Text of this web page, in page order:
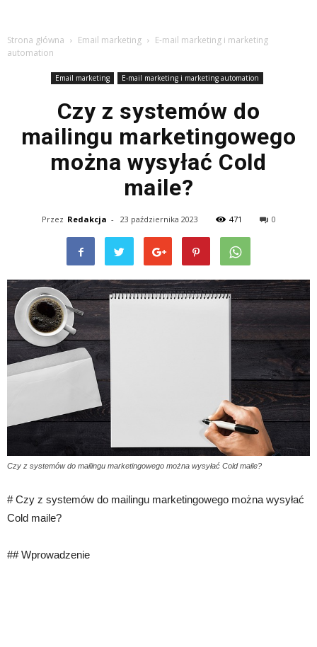
Strona główna Email marketing
E-mail marketing i marketing
automation
Email marketing E-mail marketing i marketing automation
Czy z systemów do
mailingu marketingowego
można wysyłać Cold
maile?
Przez Redakcja - 23 października 2023 471 0
Czy z systemów do mailingu marketingowego można wysyłać Cold maile?
# Czy z systemów do mailingu marketingowego można wysyłać
Cold maile?
## Wprowadzenie